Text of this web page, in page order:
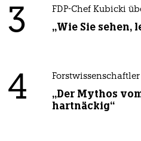
3 FDP-Chef Kubicki
„Wie Sie sehen,
4
„Der Mythos
hartnäckig“